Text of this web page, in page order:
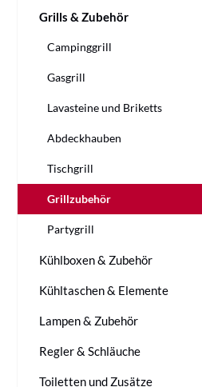
Grills & Zubehör
Campinggrill
Gasgrill
Lavasteine und Briketts
Abdeckhauben
Tischgrill
Grillzubehör
Partygrill
Kühlboxen & Zubehör
Kühltaschen & Elemente
Lampen & Zubehör
Regler & Schläuche
Toiletten und Zusätze